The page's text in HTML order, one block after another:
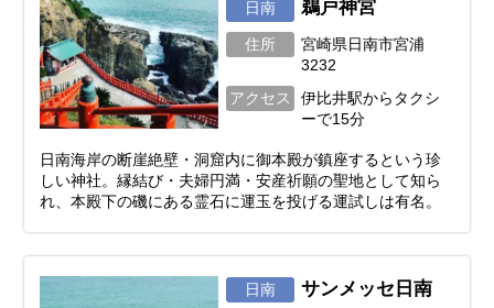
日南 鵜戸神宮
住所
宮崎県日南市宮浦
3232
アクセス
伊比井駅からタクシ
ーで15分
日南海岸の断崖絶壁・洞窟内に御本殿が鎮座するという珍
しい神社。縁結び・夫婦円満・安産祈願の聖地として知ら
れ、本殿下の磯にある霊石に運玉を投げる運試しは有名。
日南 サンメッセ日南